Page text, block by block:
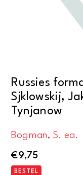
Russies
Sjklowskij,
Tynjanow
Bogman, S. ea.
€9,75
BESTEL